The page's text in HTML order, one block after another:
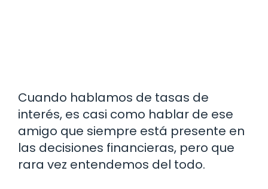
Cuando hablamos de tasas de
interés, es casi como hablar de ese
amigo que siempre está presente en
las decisiones financieras, pero que
rara vez entendemos del todo.